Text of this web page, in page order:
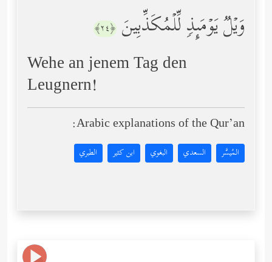
وَیۡلࣱ یَوۡمَىِٕذࣲ لِّلۡمُكَذِّبِینَ ﴿٢٤﴾
Wehe an jenem Tag den
Leugnern!
Arabic explanations of the Qur’an:
المُيسَّر السعدي البغوي ابن كثير الطبري